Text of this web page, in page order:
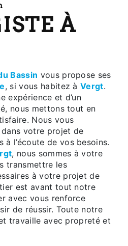
Bassin vous propose ses
, si vous habitez àVergt.
expérience et d’un
nous mettons tout en
Nous vous
votre projet de
à l’écoute de vos besoins.
, nous sommes à votre
transmettre les
à votre projet de
est avant tout notre
avec vous renforce
de réussir. Toute notre
travaille avec propreté et